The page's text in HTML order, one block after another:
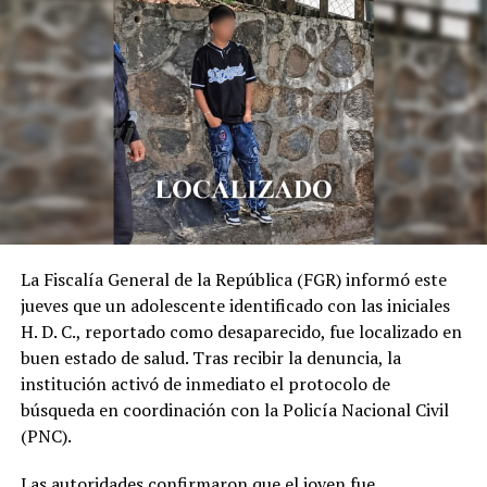
La Fiscalía General de la República (FGR) informó este
jueves que un adolescente identificado con las iniciales
H. D. C., reportado como desaparecido, fue localizado en
buen estado de salud. Tras recibir la denuncia, la
institución activó de inmediato el protocolo de
búsqueda en coordinación con la Policía Nacional Civil
(PNC).